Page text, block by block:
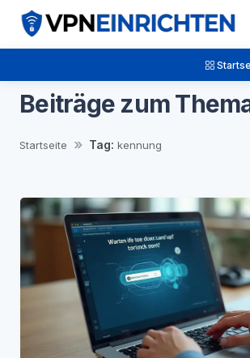
Beiträge zum
Startseite Tag: kennung